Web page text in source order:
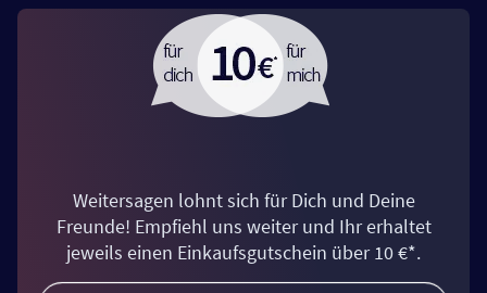
Weitersagen lohnt sich für Dich und Deine
Freunde! Empfiehl uns weiter und Ihr erhaltet
jeweils einen Einkaufsgutschein über 10 €*.